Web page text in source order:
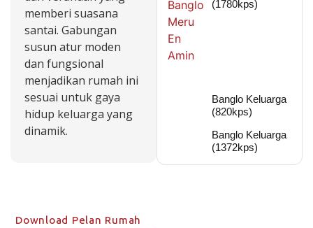
memberi suasana
santai. Gabungan
susun atur moden
dan fungsional
menjadikan rumah ini
sesuai untuk gaya
hidup keluarga yang
dinamik.
Download Pelan Rumah
(1780kps)
Banglo Keluarga
(820kps)
Banglo Keluarga
(1372kps)